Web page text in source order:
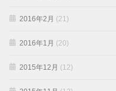
2016年2月 (21)
2016年1月 (20)
2015年12月 (12)